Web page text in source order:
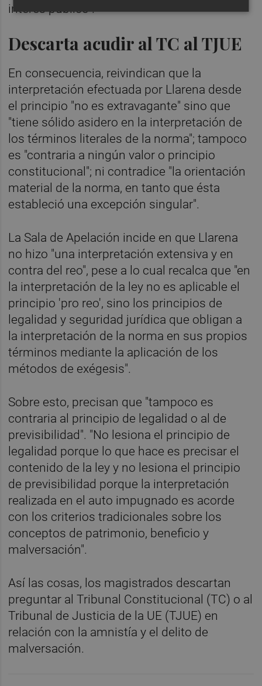
interés público".
Descarta acudir al TC al TJUE
En consecuencia, reivindican que la
interpretación efectuada por Llarena desde
el principio "no es extravagante" sino que
"tiene sólido asidero en la interpretación de
los términos literales de la norma"; tampoco
es "contraria a ningún valor o principio
constitucional"; ni contradice "la orientación
material de la norma, en tanto que ésta
estableció una excepción singular".
La Sala de Apelación incide en que Llarena
no hizo "una interpretación extensiva y en
contra del reo", pese a lo cual recalca que "en
la interpretación de la ley no es aplicable el
principio 'pro reo', sino los principios de
legalidad y seguridad jurídica que obligan a
la interpretación de la norma en sus propios
términos mediante la aplicación de los
métodos de exégesis".
Sobre esto, precisan que "tampoco es
contraria al principio de legalidad o al de
previsibilidad". "No lesiona el principio de
legalidad porque lo que hace es precisar el
contenido de la ley y no lesiona el principio
de previsibilidad porque la interpretación
realizada en el auto impugnado es acorde
con los criterios tradicionales sobre los
conceptos de patrimonio, beneficio y
malversación".
Así las cosas, los magistrados descartan
preguntar al Tribunal Constitucional (TC) o al
Tribunal de Justicia de la UE (TJUE) en
relación con la amnistía y el delito de
malversación.